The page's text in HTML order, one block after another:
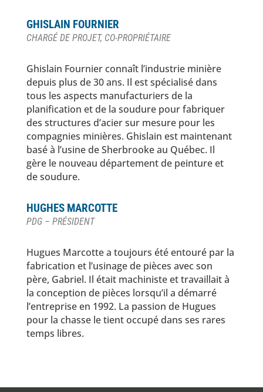
GHISLAIN FOURNIER
CHARGÉ DE PROJET, CO-PROPRIÉTAIRE
Ghislain Fournier connaît l’industrie minière
depuis plus de 30 ans. Il est spécialisé dans
tous les aspects manufacturiers de la
planification et de la soudure pour fabriquer
des structures d’acier sur mesure pour les
compagnies minières. Ghislain est maintenant
basé à l’usine de Sherbrooke au Québec. Il
gère le nouveau département de peinture et
de soudure.
HUGHES MARCOTTE
PDG – PRÉSIDENT
Hugues Marcotte a toujours été entouré par la
fabrication et l’usinage de pièces avec son
père, Gabriel. Il était machiniste et travaillait à
la conception de pièces lorsqu’il a démarré
l’entreprise en 1992. La passion de Hugues
pour la chasse le tient occupé dans ses rares
temps libres.